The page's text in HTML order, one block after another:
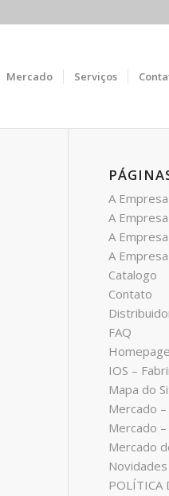
Mercado Serviços
A
A
A
A
Catalogo
Contato
FAQ
IOS –
Mapa do
Mercado –
Mercado
Mercado
Novidades
POLÍTICA